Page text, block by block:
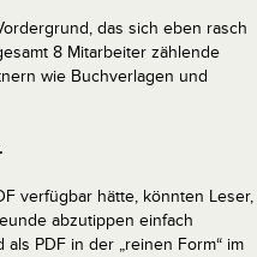
das sich eben rasch
8 Mitarbeiter zählende
wie Buchverlagen und
verfügbar hätte, könnten Leser,
abzutippen einfach
PDF in der „reinen Form“ im